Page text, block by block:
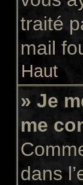
traité
mail
Haut
» Je
me
dans